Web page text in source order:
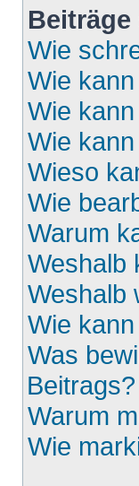
Wie
Wie
Wie
Wie
Wieso
Wie
Warum
Weshalb
Weshalb
Wie
Was
Beitrags?
Warum
Wie